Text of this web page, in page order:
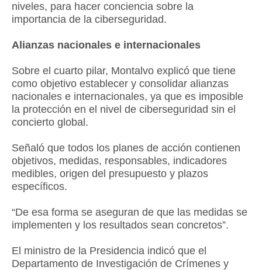
niveles, para hacer conciencia sobre la
importancia de la ciberseguridad.
Alianzas nacionales e internacionales
Sobre el cuarto pilar, Montalvo explicó que tiene
como objetivo establecer y consolidar alianzas
nacionales e internacionales, ya que es imposible
la protección en el nivel de ciberseguridad sin el
concierto global.
Señaló que todos los planes de acción contienen
objetivos, medidas, responsables, indicadores
medibles, origen del presupuesto y plazos
específicos.
“De esa forma se aseguran de que las medidas se
implementen y los resultados sean concretos”.
El ministro de la Presidencia indicó que el
Departamento de Investigación de Crímenes y